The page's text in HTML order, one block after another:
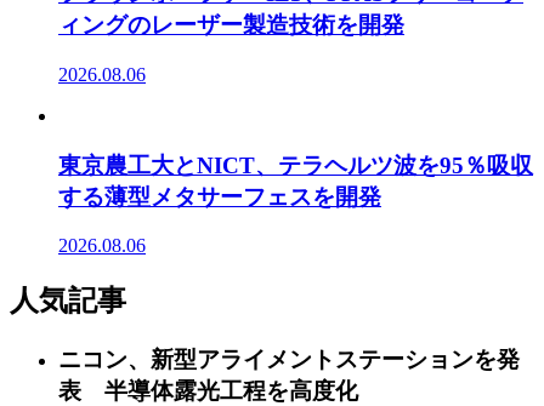
ィングのレーザー製造技術を開発
2026.08.06
東京農工大とNICT、テラヘルツ波を95％吸収
する薄型メタサーフェスを開発
2026.08.06
人気記事
ニコン、新型アライメントステーションを発
表 半導体露光工程を高度化